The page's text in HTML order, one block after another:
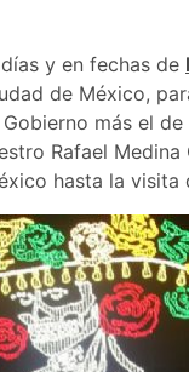
y en fechas de
de México,
más el
Rafael
hasta la visita